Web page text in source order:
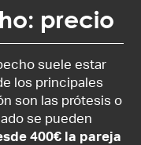
precio
suele estar
los principales
son las prótesis o
se pueden
400€ la pareja